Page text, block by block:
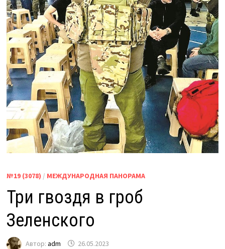
№19 (3078) / МЕЖДУНАРОДНАЯ ПАНОРАМА
Три гвоздя в гроб
Зеленского
Автор: adm 26.05.2023